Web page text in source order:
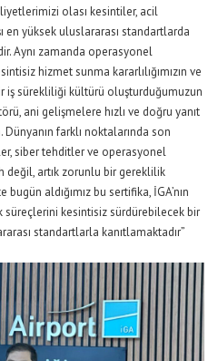
olası kesintiler, acil
en yüksek uluslararası standartlarda
Aynı zamanda operasyonel
hizmet sunma kararlılığımızın ve
sürekliliği kültürü oluşturduğumuzun
ani gelişmelere hızlı ve doğru yanıt
farklı noktalarında son
siber tehditler ve operasyonel
değil, artık zorunlu bir gereklilik
aldığımız bu sertifika, İGA’nın
süreçlerini kesintisiz sürdürebilecek bir
standartlarla kanıtlamaktadır”